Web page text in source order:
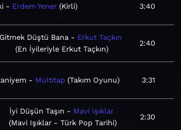
Erdem Yener Kirli 3:40
Gitmek Düştü Bana
Erkut Taçkın
En İyileriyle Erkut Taçkın
2:40
Multitap Takım Oyunu 3:31
İyi Düşün Taşın
Mavi Işıklar
Mavi Işıklar - Türk Pop Tarihi
2:30